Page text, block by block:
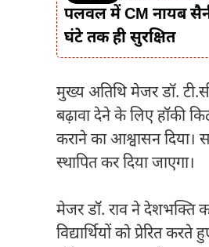
पलवल में CM नायब
घंटे तक ही सुरक्षित
मुख्य अतिथि मेजर डॉ.
बढ़ावा देने के लिए हॉकी
कराने का आश्वासन दिया।
स्थापित कर दिया जाएगा।
मेजर डॉ. राव ने देशभक्ति
विद्यार्थियों को प्रेरित